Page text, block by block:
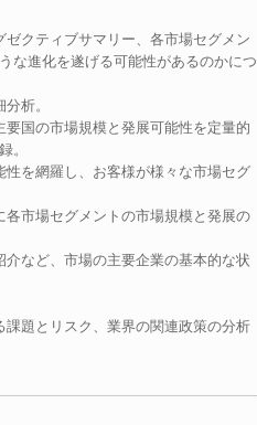
クティブサマリー、各市場セグメン
な進化を遂げる可能性があるのかにつ
析。
国の市場規模と発展可能性を定量的
。
を網羅し、お客様が様々な市場セグ
市場セグメントの市場規模と発展の
など、市場の主要企業の基本的な状
題とリスク、業界の関連政策の分析